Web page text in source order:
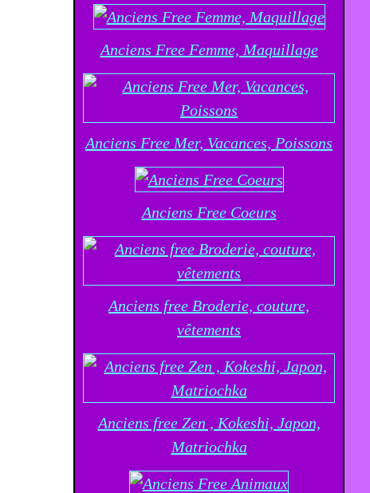
Anciens Free Femme, Maquillage
Anciens Free Mer, Vacances, Poissons
Anciens Free Coeurs
Anciens free Broderie, couture,
vêtements
Anciens free Zen , Kokeshi, Japon,
Matriochka